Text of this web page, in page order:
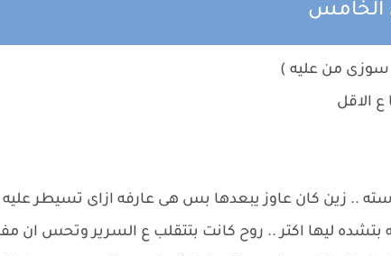
الخامس
سوزى من عليه )
الاقل
.. زين كان عاوز يبعدها بس هى عارفه ازاى تسيطر عليه
بتشده ليها اكتر .. روح كانت بتتقلب ع السرير وتحس ان